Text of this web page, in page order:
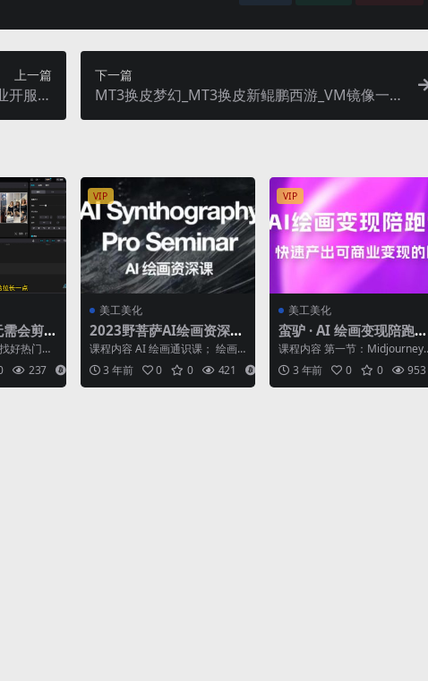
上一篇
开服端
作手游
下一篇
MT3换皮梦幻_MT3换皮新鲲鹏西游_VM镜像一键
端_通用视频视频_附带源码
会剪
能带来
好热门标
需配音
阵... 237
VIP
美工美化
2023野菩萨AI绘画资深
课：全新课程，全新视野
课程内容 AI 绘画通识课； 绘画
平台使用技巧； AI 绘画：从绘画
开始； Al...
3 年前 0 0 421
VIP
美工美化
蛮驴 · AI 绘画变现陪跑
营，快速产出可商业变现
的图
课程内容 第一节：Midjourney
入门 清垃圾，为电脑加速； Midj
ou...3 年前 0 0 953